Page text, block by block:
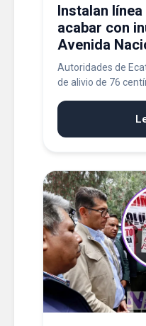
Instalan
acabar con
Avenida
Autoridades de
de alivio de 76